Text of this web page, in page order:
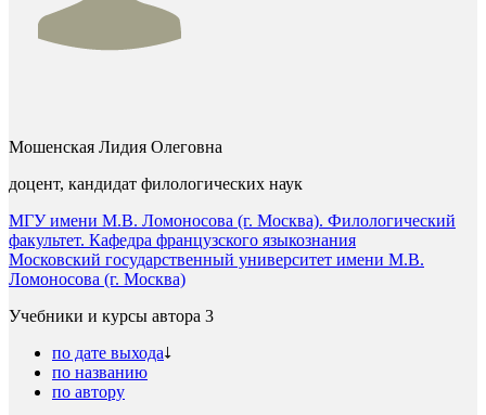
Мошенская Лидия Олеговна
доцент, кандидат филологических наук
МГУ имени М.В. Ломоносова (г. Москва). Филологический
факультет. Кафедра французского языкознания
Московский государственный университет имени М.В.
Ломоносова (г. Москва)
Учебники и курсы автора 3
по дате выхода
по названию
по автору